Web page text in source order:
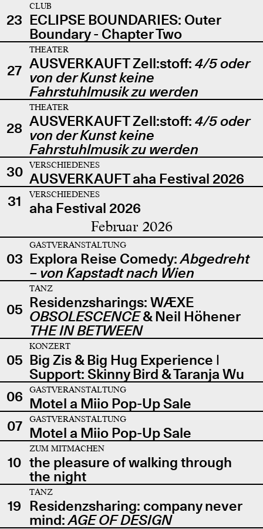
23
CLUB
ECLIPSE BOUNDARIES: Outer
Boundary - Chapter Two
27
THEATER
AUSVERKAUFT Zell:stoff: 4/5 oder
von der Kunst keine
Fahrstuhlmusik zu werden
28
THEATER
AUSVERKAUFT Zell:stoff: 4/5 oder
von der Kunst keine
Fahrstuhlmusik zu werden
30
VERSCHIEDENES
AUSVERKAUFT aha Festival 2026
31
VERSCHIEDENES
aha Festival 2026
Februar 2026
03
GASTVERANSTALTUNG
Explora Reise Comedy:Abgedreht
– von Kapstadt nach Wien
05
TANZ
Residenzsharings: WÆXE
OBSOLESCENCE& Neil Höhener
THE IN BETWEEN
05
KONZERT
Big Zis & Big Hug Experience |
Support: Skinny Bird & Taranja Wu
06
GASTVERANSTALTUNG
Motel a Miio Pop-Up Sale
07
GASTVERANSTALTUNG
Motel a Miio Pop-Up Sale
10
ZUM MITMACHEN
the pleasure of walking through
the night
19
TANZ
Residenzsharing: company never
mind:AGE OF DESIGN